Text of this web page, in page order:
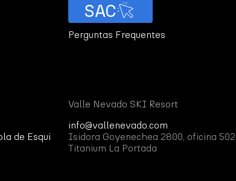
SAC
Perguntas Frequentes
de Esqui
Valle Nevado SKI Resort
info@vallenevado.com
Isidora Goyenechea 2800, oficina 502
Titanium La Portada